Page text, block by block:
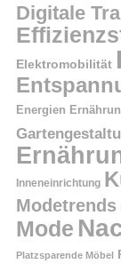
Digitale
Elektromobilität
Energien
Inneneinrichtung
Modetrends
Mode
Platzsparende Möbel